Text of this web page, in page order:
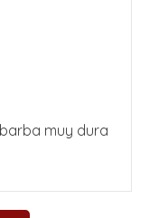
muy dura